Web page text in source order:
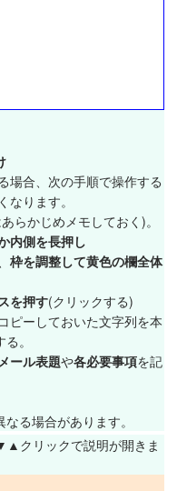
場合、次の手順で操作する
ります。
らかじめメモしておく)。
内側を長押し
枠を調整して黄色の欄全体
を押す(クリックする)
ピーしておいた文字列を本
る。
メール表題や各必要事項を記
る場合があります。
クリックで説明が開きま